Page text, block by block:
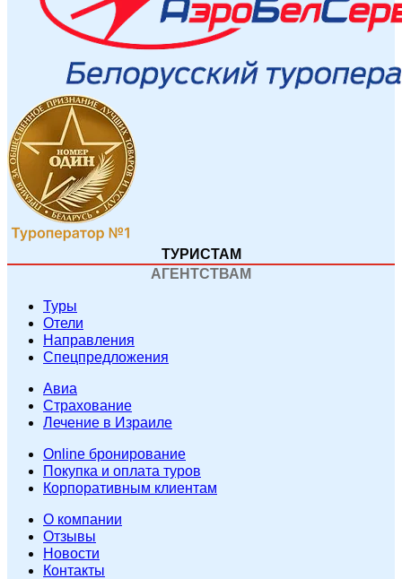
ТУРИСТАМ
АГЕНТСТВАМ
Туры
Отели
Направления
Спецпредложения
Авиа
Страхование
Лечение в Израиле
Online бронирование
Покупка и оплата туров
Корпоративным клиентам
O компании
Отзывы
Новости
Контакты